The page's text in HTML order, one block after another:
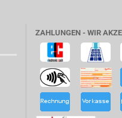
ZAHLUNGEN - WIR